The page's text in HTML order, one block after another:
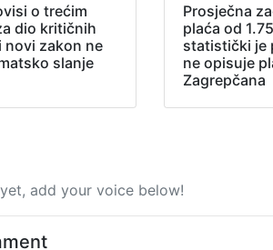
o trećim
dio kritičnih
novi zakon ne
slanje
Prosječna
plaća od
statistički je
ne opisuje
Zagrepčana
add your voice below!